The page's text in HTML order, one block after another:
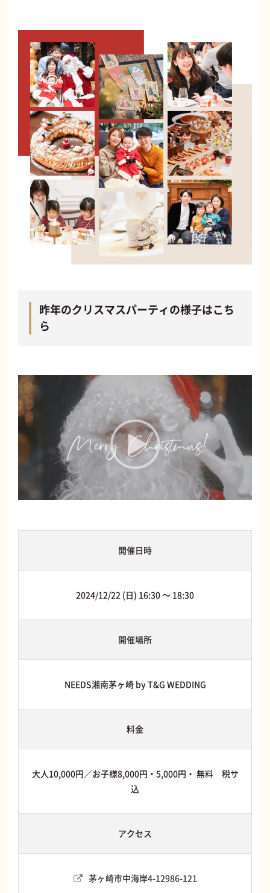
昨年のクリスマスパーティの様子はこち
ら
開催日時
2024/12/22 (日) 16:30 〜 18:30
開催場所
NEEDS湘南茅ヶ崎 by T&G WEDDING
料金
大人10,000円／お子様8,000円・5,000円・ 無料 税サ
込
アクセス
茅ヶ崎市中海岸4-12986-121